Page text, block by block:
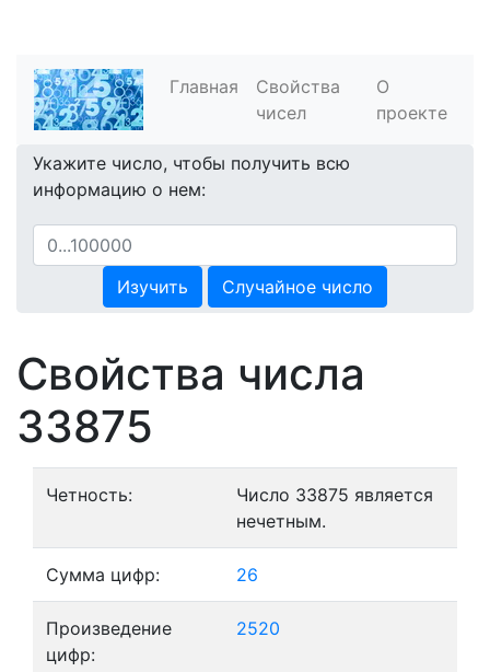
Главная
Свойства
чисел
О
проекте
Укажите число, чтобы получить всю
информацию о нем:
Изучить Случайное число
Свойства числа
33875
Четность:
Число 33875 является
нечетным.
Сумма цифр: 26
Произведение
цифр:
2520